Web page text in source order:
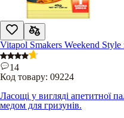
Vitapol Smakers Weekend Style
14
Код товару: 09224
Ласощі у вигляді апетитної
медом для гризунів.